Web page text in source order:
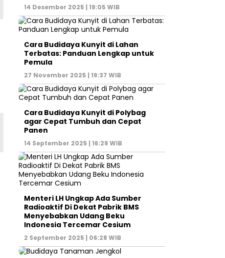
14 Desember 2025 | 19:05 WIB
Cara Budidaya Kunyit di Lahan
Terbatas: Panduan Lengkap untuk
Pemula
27 November 2025 | 19:37 WIB
Cara Budidaya Kunyit di Polybag
agar Cepat Tumbuh dan Cepat
Panen
14 September 2025 | 16:29 WIB
Menteri LH Ungkap Ada Sumber
Radioaktif Di Dekat Pabrik BMS
Menyebabkan Udang Beku
Indonesia Tercemar Cesium
2 September 2025 | 06:28 WIB